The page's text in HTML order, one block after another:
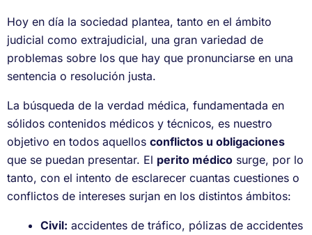
Hoy en día la sociedad plantea, tanto en el ámbito
judicial como extrajudicial, una gran variedad de
problemas sobre los que hay que pronunciarse en una
sentencia o resolución justa.
La búsqueda de la verdad médica, fundamentada en
sólidos contenidos médicos y técnicos, es nuestro
objetivo en todos aquellos conflictos u obligaciones
que se puedan presentar. El perito médico surge, por lo
tanto, con el intento de esclarecer cuantas cuestiones o
conflictos de intereses surjan en los distintos ámbitos:
Civil: accidentes de tráfico, pólizas de accidentes